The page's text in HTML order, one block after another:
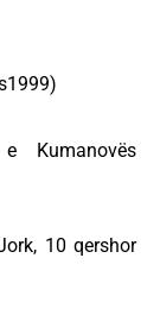
Kumanovës
10 qershor